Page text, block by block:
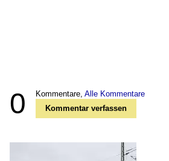
0 Kommentare, Alle Kommentare
Kommentar verfassen